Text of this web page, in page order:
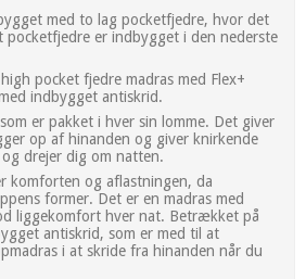
med to lag pocketfjedre, hvor det
pocketfjedre er indbygget i den nederste
pocket fjedre madras med Flex+
indbygget antiskrid.
er pakket i hver sin lomme. Det giver
op af hinanden og giver knirkende
drejer dig om natten.
komforten og aflastningen, da
former. Det er en madras med
liggekomfort hver nat. Betrækket på
antiskrid, som er med til at
i at skride fra hinanden når du